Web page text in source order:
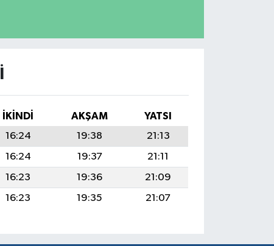
İKINDI AKŞAM
YATSI
16:24 19:38
21:13
16:24 19:37
21:11
16:23 19:36
21:09
16:23 19:35 21:07